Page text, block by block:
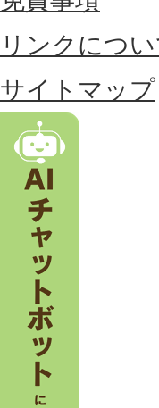
置
す
る
市
。
リンクについ
サイトマップ